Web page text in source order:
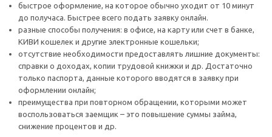
быстрое оформление, на которое обычно уходит от 10 минут
до получаса. Быстрее всего подать заявку онлайн.
разные способы получения: в офисе, на карту или счет в банке,
КИВИ кошелек и другие электронные кошельки;
отсутствие необходимости предоставлять лишние документы:
справки о доходах, копии трудовой книжки и др. Достаточно
только паспорта, данные которого вводятся в заявку при
оформлении онлайн;
преимущества при повторном обращении, которыми может
воспользоваться заемщик – это повышение суммы займа,
снижение процентов и др.